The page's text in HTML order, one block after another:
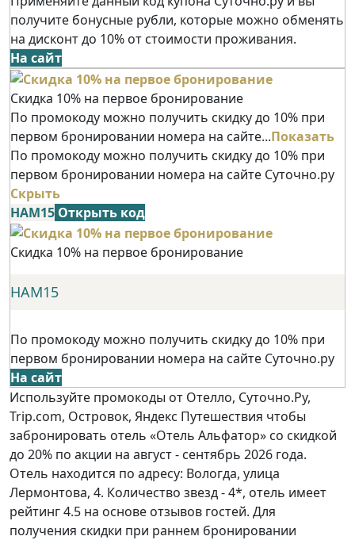
получите бонусные рубли, которые можно обменять
на дисконт до 10% от стоимости проживания.
На сайт
Скидка 10% на первое бронирование
По промокоду можно получить скидку до 10% при
первом бронировании номера на сайте...Показать
По промокоду можно получить скидку до 10% при
первом бронировании номера на сайте Суточно.ру
Скрыть
НАМ15 Открыть код
Скидка 10% на первое бронирование
НАМ15
По промокоду можно получить скидку до 10% при
первом бронировании номера на сайте Суточно.ру
На сайт
Используйте промокоды от Отелло, Суточно.Ру,
Trip.com, Островок, Яндекс Путешествия чтобы
забронировать отель «Отель Альфатор» со скидкой
до 20% по акции на август - сентябрь 2026 года.
Отель находится по адресу: Вологда, улица
Лермонтова, 4. Количество звезд - 4*, отель имеет
рейтинг 4.5 на основе отзывов гостей. Для
получения скидки при раннем бронировании